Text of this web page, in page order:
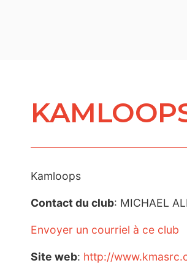
Kamloops
Contact du club: MICHAEL
Envoyer un courriel à ce club
Site web: http://